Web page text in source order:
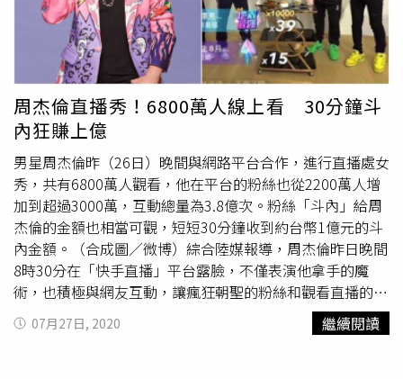
沒有現身。（圖／洪欣微博）昨（15日）有消息傳出洪欣 和
張丹峰已經離婚，但洪欣為了顧到對方的事業，才刻意不將
離婚一事公開。張丹峰在消息曝光後照樣跑行程，在機場見
到媒體還笑著揮手打招呼，心情似乎不受影響；洪欣
則是昨
日深夜終於PO出和張丹峰過去的合照，發圖配文「天倫之
樂」。一家人相聚的確是天倫之樂，但她既沒否定離婚傳
聞，也沒強調還沒離婚，不知發文是為了感懷過去，還是澄
清謠言，實在是撲朔迷離。（圖／洪欣微博）（圖／洪欣微
博）
周杰倫直播秀！6800萬人線上看 30分鐘斗
內狂賺上億
男星周杰倫昨（26日）晚間與網路平台合作，進行直播處女
秀，共有6800萬人觀看，他在平台的粉絲也從2200萬人增
加到超過3000萬，互動總量為3.8億次。粉絲「斗內」給周
杰倫的金額也相當可觀，短短30分鐘收到約台幣1億元的斗
內金額。（合成圖／微博）綜合陸媒報導，周杰倫昨日晚間
8時30分在「快手直播」平台露臉，不僅表演他拿手的魔
術，也積極與網友互動，讓瘋狂朝聖的粉絲和觀看直播的藝
人狂刷禮物，創下30分鐘億元台幣的記錄。（圖／微博）周
杰倫直播開始才10分鐘就已有4260萬觀看次數，除了表演
07月27日, 2020 繼續閱讀